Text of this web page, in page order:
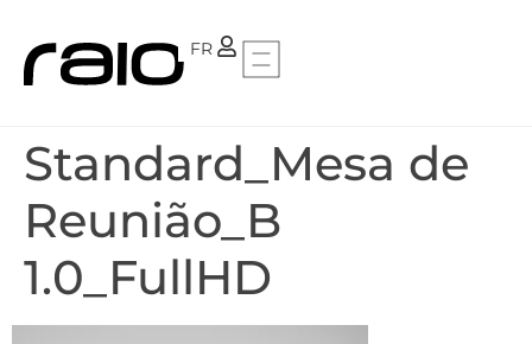
FR
PT
Standard_Mesa de
Reunião_B
1.0_FullHD